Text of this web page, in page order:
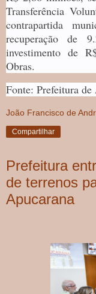
Transferência
contrapartida
recuperação de
investimento de
Obras.
Fonte: Prefeitura de
João Francisco de
Compartilhar
Prefeitura
de terrenos
Apucarana